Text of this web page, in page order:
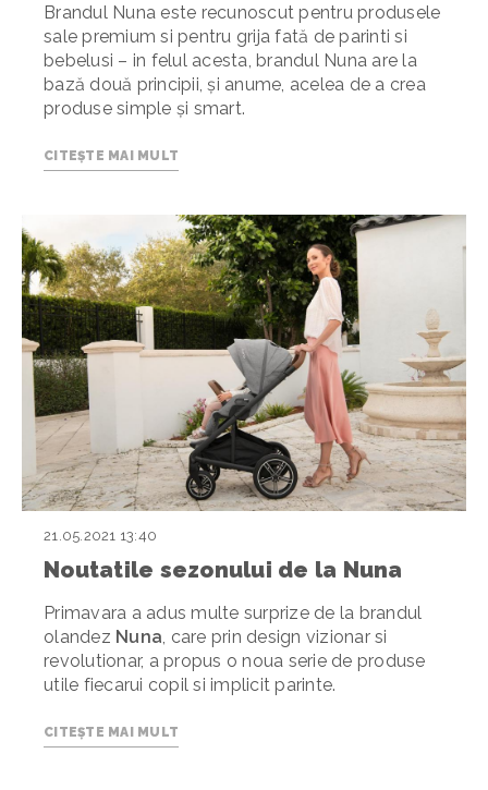
Brandul Nuna este recunoscut pentru produsele
sale premium si pentru grija fată de parinti si
bebelusi – in felul acesta, brandul Nuna are la
bază două principii, și anume, acelea de a crea
produse simple și smart.
CITEȘTE MAI MULT
Noutatile sezonului de la Nuna
21.05.2021 13:40
Primavara a adus multe surprize de la brandul
olandez Nuna, care prin design vizionar si
revolutionar, a propus o noua serie de produse
utile fiecarui copil si implicit parinte.
CITEȘTE MAI MULT